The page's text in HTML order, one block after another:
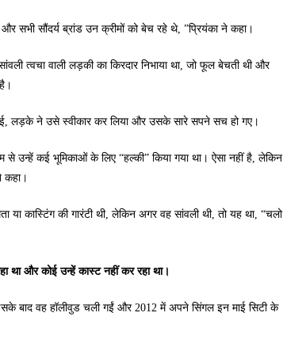
सभी सौंदर्य ब्रांड उन क्रीमों को बेच रहे थे, ”प्रियंका ने कहा।
त्वचा वाली लड़की का किरदार निभाया था, जो फूल बेचती थी और
लड़के ने उसे स्वीकार कर लिया और उसके सारे सपने सच हो गए।
से उन्हें कई भूमिकाओं के लिए “हल्की” किया गया था। ऐसा नहीं है, लेकिन
कहा।
या कास्टिंग की गारंटी थी, लेकिन अगर वह सांवली थी, तो यह था, “चलो
था और कोई उन्हें कास्ट नहीं कर रहा था।
बाद वह हॉलीवुड चली गईं और 2012 में अपने सिंगल इन माई सिटी के